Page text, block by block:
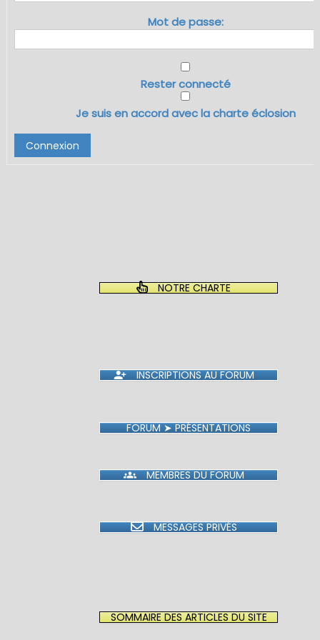
Mot de passe:
Rester connecté
Je suis en accord avec la charte éclosion
Connexion
NOTRE CHARTE
INSCRIPTIONS AU FORUM
FORUM ➤ PRÉSENTATIONS
MEMBRES DU FORUM
MESSAGES PRIVÉS
SOMMAIRE DES ARTICLES DU SITE